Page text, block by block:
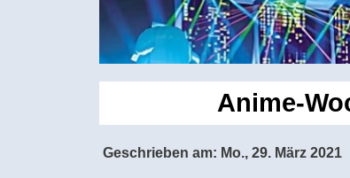
Anime-
Geschrieben am: Mo., 29. März 2021